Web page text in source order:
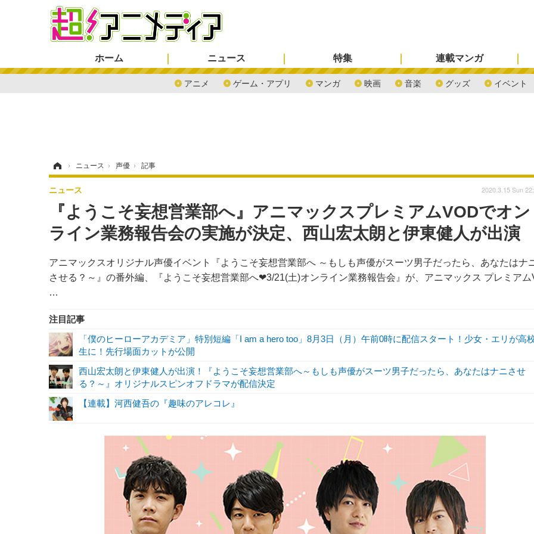
ホーム ニュース
アニメ ゲーム・アプリ マンガ 映画 音楽 グッズ イベント
特集 連載マンガ
› ニュース › 声優 › 記事
『ようこそ妄想営業部へ』アニマックスプレミアムVODでオン
ライン業務報告会の実施が決定、西山宏太朗と伊東健人が出演
アニマックスオリジナル声優イベント『ようこそ妄想営業部へ ～もしも声優がスーツ男子だったら、あなたはナ
させる？～』の番外編、『ようこそ妄想営業部へ❤3/21(土)オンライン業務報告会』が、アニマックス プレミアム
…
ニュース 2020.3.15 Sun
注目記事
「僕のヒーローアカデミア」特別短編「I am a hero too」8月3日（月）午前0時に配信スタート！少女・エリが高
生に！先行場面カットが公開
西山宏太朗と伊東健人が出演！『ようこそ妄想営業部へ～もしも声優がスーツ男子だったら、あなたはナニさせ
る？～』オリジナルスピンオフドラマが配信決定
【連載】河西健吾の『趣味のアレコレ』